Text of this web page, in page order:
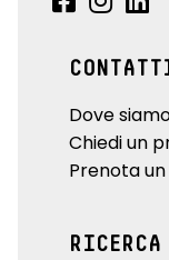
Dove
Chiedi un
Prenota